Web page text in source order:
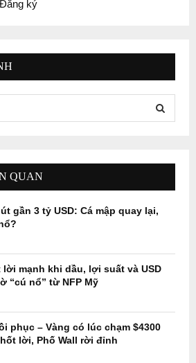
Đăng ký
E
A
R
H
QUAN
gần 3 tỷ USD: Cá mập quay lại,
mạnh khi dầu, lợi suất và USD
“cú nổ” từ NFP Mỹ
phục – Vàng có lúc chạm $4300
lời, Phố Wall rời đỉnh